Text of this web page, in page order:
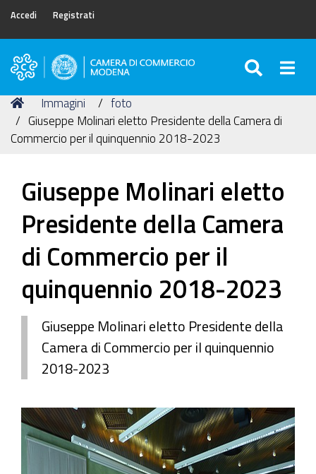
Accedi Registrati
Camera
Commercio
di
Modena
Tu
sei
qui:
Home
Immagini
foto
Giuseppe Molinari eletto Presidente della Camera di
Commercio per il quinquennio 2018-2023
Giuseppe Molinari eletto
Presidente della Camera
di Commercio per il
quinquennio 2018-2023
Giuseppe Molinari eletto Presidente della
Camera di Commercio per il quinquennio
2018-2023